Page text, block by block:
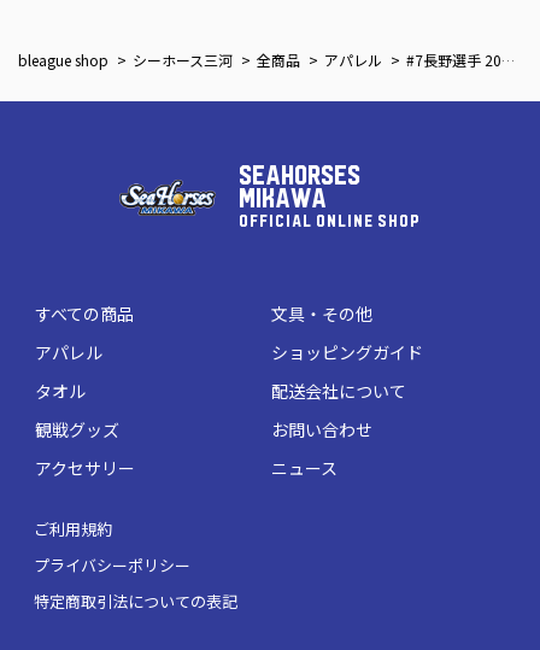
bleague shop シーホース三河 全商品 アパレル #7長野選手 2025-26 ナンバーベースボールシャツ
SEAHORSES
MIKAWA
OFFICIAL ONLINE SHOP
すべての商品
アパレル
タオル
観戦グッズ
アクセサリー
文具・その他
ショッピングガイド
配送会社について
お問い合わせ
ニュース
ご利用規約
プライバシーポリシー
特定商取引法についての表記